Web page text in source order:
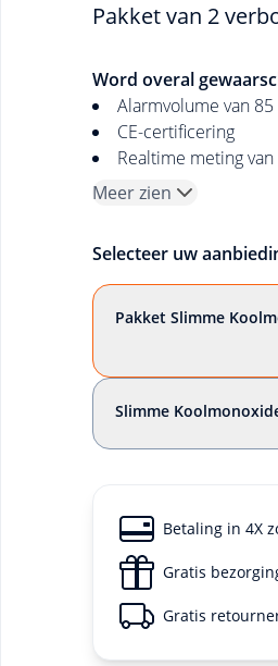
Pakket van 2
Word overal
Alarmvolume van
CE-certificering
Realtime meting
Meer zien
Selecteer uw
Pakket Slimme
Slimme
Betaling in 4X
Gratis
Gratis